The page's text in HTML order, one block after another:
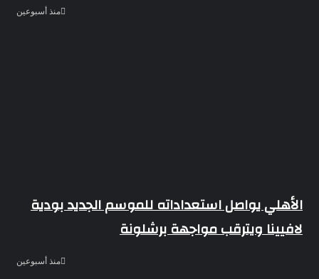
منذ أسبوعين
الأهلي يواصل استعداداته للموسم الجديد بودية
لافيينا ويترقب مواجهة برشلونة
منذ أسبوعين